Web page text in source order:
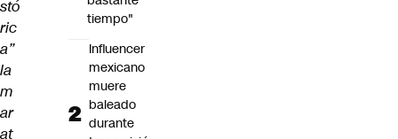
stó
ric
a”
la
m
ar
at
tiempo"
Influencer
mexicano
muere
baleado
durante